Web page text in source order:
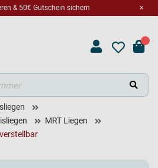
×
& 50€ Gutschein sichern
MRT Liegen